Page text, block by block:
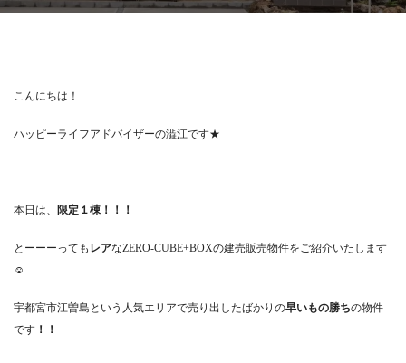
こんにちは！
ハッピーライフアドバイザーの澁江です★
本日は、 限定１棟！！！
とーーーっても レアなZERO-CUBE+BOXの建売販売物件をご紹介いたします
☺
宇都宮市江曽島という人気エリアで売り出したばかりの早いもの勝ちの物件
です ！！